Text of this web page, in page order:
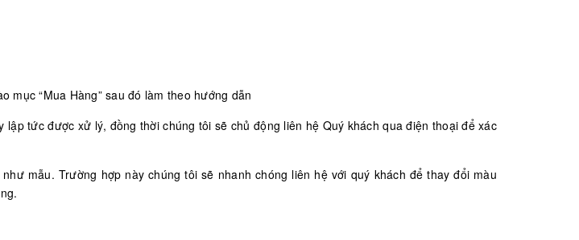
mục “Mua Hàng” sau đó làm theo hướng dẫn
tức được xử lý, đồng thời chúng tôi sẽ chủ động liên hệ Quý khách qua điện thoại để xác
mẫu. Trường hợp này chúng tôi sẽ nhanh chóng liên hệ với quý khách để thay đổi màu